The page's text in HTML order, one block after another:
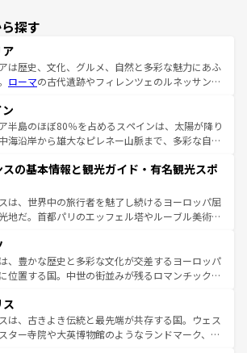
探す
ア
は歴史、文化、グルメ、自然と多彩な魅力にあふ
ローマの古代遺跡やフィレンツェのルネッサンス
スカーナの美しい田園風景やアマルフィ海岸の絶
自然景観も見逃せない。観光の合間には、本場の
スタなど、絶品のイタリア料理を堪能することも
れるイタリアで、忘れられない旅をしてみよう！
着のイタリア情報は
半島のほぼ80％を占めるスペインは、太陽が降り
海沿岸から雄大なピレネー山脈まで、多彩な自然
付くこの国では、情熱的なフラメンコ、熱気あふ
、そして美味しいタパスが生活の一部となってい
マドリードの洗練された雰囲気や、バルセロナの
溢れた街角から、地方では古代ローマ遺跡や中世
方によって風土や気候が異なるスペインはその個
性で訪れる人を魅了する。 なお、新着のスペイン情報は コ
一覧を参照してほしい。
スの基本情報と観光ガイド・有名観光スポ
は、世界中の旅行者を魅了し続けるヨーロッパ屈
地だ。首都パリのエッフェル塔やルーブル美術館
い魅力が詰まっている。華麗な宮殿、歴史的な大
しいビーチ、そして豊かな自然が、訪れる者を心
する。また、フランスは美食の国としても知ら
ャンパンの発祥地であるランス、プロヴァンスの
ラベンダー畑など、多彩な楽しみ方が可能だ。さ
リ以外の地域にも魅力が溢れており、どの街角に
、豊かな歴史と多彩な文化が交差するヨーロッパ
位置する国。中世の街並みが残るロマンチック街
この国は、どこを歩いても飽きることがない。ベ
文化的活気、バイエルン州のアルプスの絶景、そ
ン川沿いのワイン畑といった風景は必見。ビール
ス
は、古きよき伝統と最先端が共存する国。ウェス
ター寺院や大英博物館のようなランドマーク、歴